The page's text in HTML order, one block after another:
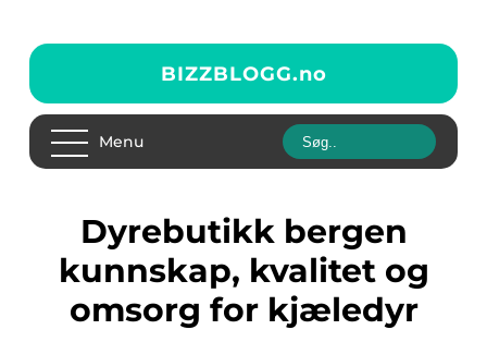
BIZZBLOGG.no
Menu
Dyrebutikk bergen
kunnskap, kvalitet og
omsorg for kjæledyr